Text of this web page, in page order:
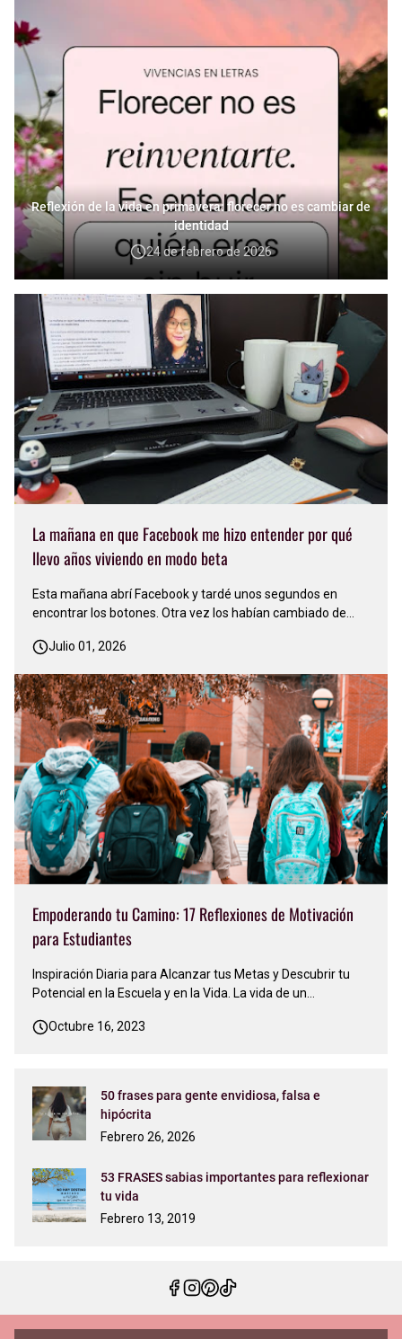
Reflexión de la vida en primavera: florecer no es cambiar de
identidad
24 de febrero de 2026
La mañana en que Facebook me hizo entender por qué
llevo años viviendo en modo beta
Esta mañana abrí Facebook y tardé unos segundos en
encontrar los botones. Otra vez los habían cambiado de
nunca se conforma. Siempre está cambiando algo'…
Justo en ese mo…
Julio 01, 2026
Empoderando tu Camino: 17 Reflexiones de Motivación
para Estudiantes
Inspiración Diaria para Alcanzar tus Metas y Descubrir tu
Potencial en la Escuela y en la Vida. La vida de un
desafiante. La búsqueda del conocimiento, el crecimiento
Octubre 16, 2023
50 frases para gente envidiosa, falsa e
hipócrita
Febrero 26, 2026
53 FRASES sabias importantes para reflexionar
tu vida
Febrero 13, 2019